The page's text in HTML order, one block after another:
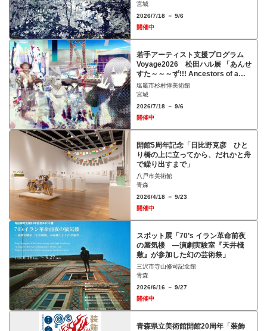
宮城
2026/7/18 － 9/6
開催中
若手アーティスト支援プログラム
Voyage2026 松田ハル展 「あんせ
すた～～～ず!!! Ancestors of a
Virtual Town」
塩竈市杉村惇美術館
宮城
2026/7/18 － 9/6
開催中
開館5周年記念「日比野克彦 ひと
り橋の上に立ってから、だれかと舟
で繰り出すまで」
八戸市美術館
青森
2026/4/18 － 9/23
開催中
スポット展「70’s イラン革命前夜
の蜃気楼 ―演劇実験室『天井棧
敷』が参加した幻の芸術祭」
三沢市寺山修司記念館
青森
2026/6/16 － 9/27
開催中
青森県立美術館開館20周年「装飾